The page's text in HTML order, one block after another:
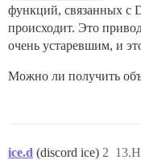
функций, связанных с
происходит. Это
очень устаревшим, и
Можно ли получить
ice.d (discord ice) 2